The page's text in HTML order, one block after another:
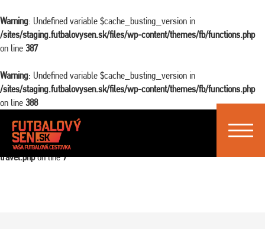
Warning: Undefined variable $cache_busting_version in
/sites/staging.futbalovysen.sk/files/wp-content/themes/fb/functions.php
on line 387
Warning: Undefined variable $cache_busting_version in
/sites/staging.futbalovysen.sk/files/wp-content/themes/fb/functions.php
on line 388
Toggle
Warning: Attempt to read property "ID" on false in
/sites/staging.futbalovysen.sk/files/wp-content/themes/fb/single-
travel.phpon line7